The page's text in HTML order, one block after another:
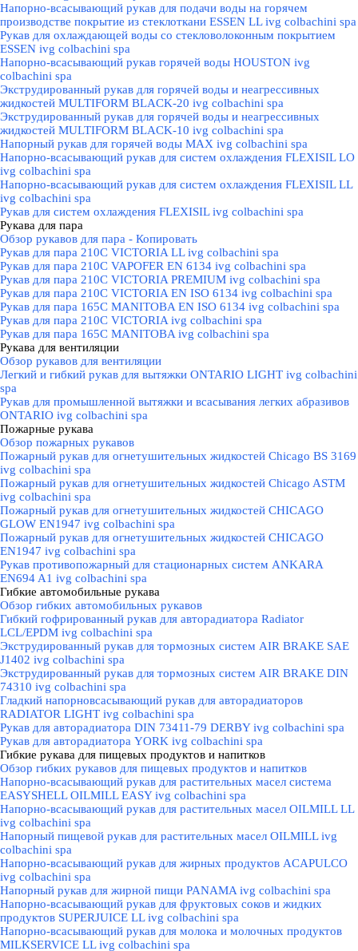
Напорно-всасывающий рукав для подачи воды на горячем
производстве покрытие из стеклоткани ESSEN LL ivg colbachini spa
Рукав для охлаждающей воды со стекловолоконным покрытием
ESSEN ivg colbachini spa
Напорно-всасывающий рукав горячей воды HOUSTON ivg
colbachini spa
Экструдированный рукав для горячей воды и неагрессивных
жидкостей MULTIFORM BLACK-20 ivg colbachini spa
Экструдированный рукав для горячей воды и неагрессивных
жидкостей MULTIFORM BLACK-10 ivg colbachini spa
Напорный рукав для горячей воды MAX ivg colbachini spa
Напорно-всасывающий рукав для систем охлаждения FLEXISIL LO
ivg colbachini spa
Напорно-всасывающий рукав для систем охлаждения FLEXISIL LL
ivg colbachini spa
Рукав для систем охлаждения FLEXISIL ivg colbachini spa
Рукава для пара
Обзор рукавов для пара - Копировать
Рукав для пара 210C VICTORIA LL ivg colbachini spa
Рукав для пара 210C VAPOFER EN 6134 ivg colbachini spa
Рукав для пара 210C VICTORIA PREMIUM ivg colbachini spa
Рукав для пара 210C VICTORIA EN ISO 6134 ivg colbachini spa
Рукав для пара 165C MANITOBA EN ISO 6134 ivg colbachini spa
Рукав для пара 210C VICTORIA ivg colbachini spa
Рукав для пара 165C MANITOBA ivg colbachini spa
Рукава для вентиляции
Обзор рукавов для вентиляции
Легкий и гибкий рукав для вытяжки ONTARIO LIGHT ivg colbachini
spa
Рукав для промышленной вытяжки и всасывания легких абразивов
ONTARIO ivg colbachini spa
Пожарные рукава
Обзор пожарных рукавов
Пожарный рукав для огнетушительных жидкостей Chicago BS 3169
ivg colbachini spa
Пожарный рукав для огнетушительных жидкостей Chicago ASTM
ivg colbachini spa
Пожарный рукав для огнетушительных жидкостей CHICAGO
GLOW EN1947 ivg colbachini spa
Пожарный рукав для огнетушительных жидкостей CHICAGO
EN1947 ivg colbachini spa
Рукав противопожарный для стационарных систем ANKARA
EN694 A1 ivg colbachini spa
Гибкие автомобильные рукава
Обзор гибких автомобильных рукавов
Гибкий гофрированный рукав для авторадиатора Radiator
LCL/EPDM ivg colbachini spa
Экструдированный рукав для тормозных систем AIR BRAKE SAE
J1402 ivg colbachini spa
Экструдированный рукав для тормозных систем AIR BRAKE DIN
74310 ivg colbachini spa
Гладкий напорновсасывающий рукав для авторадиаторов
RADIATOR LIGHT ivg colbachini spa
Рукав для авторадиатора DIN 73411-79 DERBY ivg colbachini spa
Рукав для авторадиатора YORK ivg colbachini spa
Гибкие рукава для пищевых продуктов и напитков
Обзор гибких рукавов для пищевых продуктов и напитков
Напорно-всасывающий рукав для растительных масел система
EASYSHELL OILMILL EASY ivg colbachini spa
Напорно-всасывающий рукав для растительных масел OILMILL LL
ivg colbachini spa
Напорный пищевой рукав для растительных масел OILMILL ivg
colbachini spa
Напорно-всасывающий рукав для жирных продуктов ACAPULCO
ivg colbachini spa
Напорный рукав для жирной пищи PANAMA ivg colbachini spa
Напорно-всасывающий рукав для фруктовых соков и жидких
продуктов SUPERJUICE LL ivg colbachini spa
Напорно-всасывающий рукав для молока и молочных продуктов
MILKSERVICE LL ivg colbachini spa